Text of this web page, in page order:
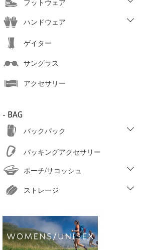
フットウェア
ハンドウェア
ゲイター
サングラス
アクセサリー
- BAG
バックパック
パッキングアクセサリー
ポーチ/サコッシュ
ストレージ